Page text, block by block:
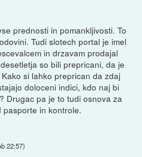
prednosti in pomankljivosti. To
Tudi slotech portal je imel
in drzavam prodajal
so bili prepricani, da je
si lahko preprican da zdaj
doloceni indici, kdo naj bi
Drugac pa je to tudi osnova za
in kontrole.
22:57)